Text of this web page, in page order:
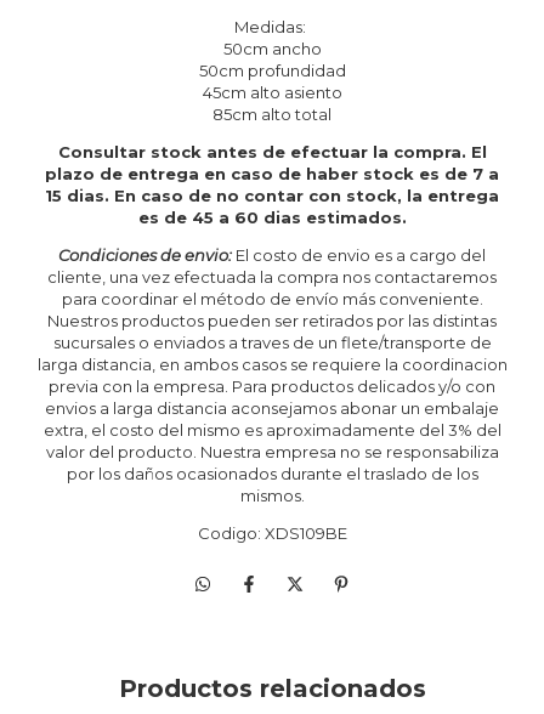
Medidas:
50cm ancho
50cm profundidad
45cm alto asiento
85cm alto total
Consultar stock antes de efectuar la compra. El
plazo de entrega en caso de haber stock es de 7 a
15 dias. En caso de no contar con stock, la entrega
es de 45 a 60 dias estimados.
Condiciones de envio: El costo de envio es a cargo del
cliente, una vez efectuada la compra nos contactaremos
para coordinar el método de envío más conveniente.
Nuestros productos pueden ser retirados por las distintas
sucursales o enviados a traves de un flete/transporte de
larga distancia, en ambos casos se requiere la coordinacion
previa con la empresa. Para productos delicados y/o con
envios a larga distancia aconsejamos abonar un embalaje
extra, el costo del mismo es aproximadamente del 3% del
valor del producto. Nuestra empresa no se responsabiliza
por los daños ocasionados durante el traslado de los
mismos.
Codigo: XDS109BE
Productos relacionados